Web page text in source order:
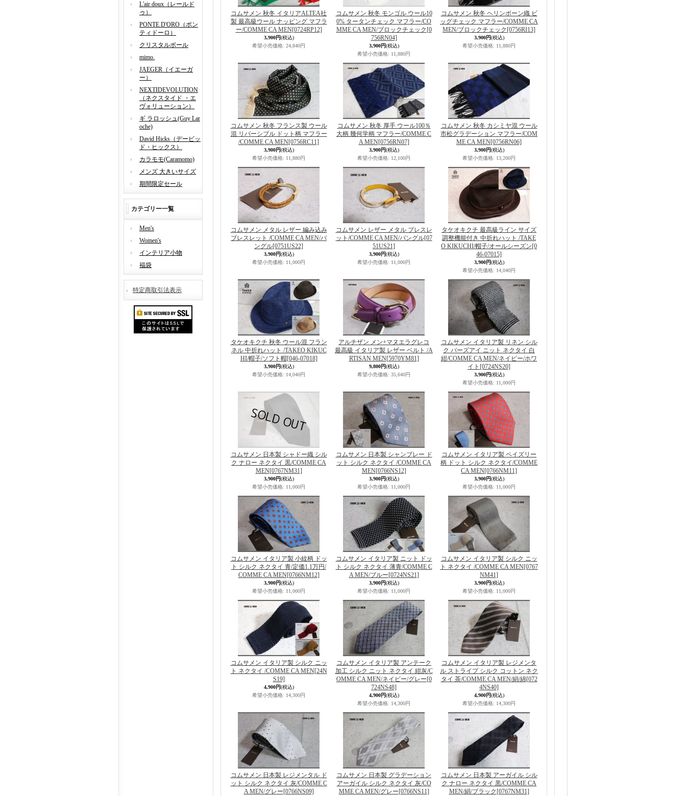
L'air doux（レールド
ゥ）
PONTE D'ORO（ポン
ティドーロ）
クリスタルボール
mimo.
JAEGER（イエーガ
ー）
NEXTIDEVOLUTION
（ネクスタイド ・エ
ヴォリューション）
ギ ラロッシュ(Guy Lar
oche)
David Hicks（デービッ
ド・ヒックス）
カラモモ(Caramomo)
メンズ 大きいサイズ
期間限定セール
カテゴリー一覧
Men's
Women's
インテリア小物
福袋
特定商取引法表示
コムサメン 秋冬 イタリアALTEA社
製 最高級ウール ナッピング マフラ
ー/COMME CA MEN[0724RP12]
3,900円(税込)
希望小売価格: 24,840円
コムサメン 秋冬 モンゴル ウール10
0% タータンチェック マフラー/CO
MME CA MEN/ブロックチェック [0
756RN04]
3,900円(税込)
希望小売価格: 11,880円
コムサメン 秋冬 ヘリンボーン織 ビ
ッグチェック マフラー/COMME CA
MEN/ブロックチェック [0756RI13]
3,900円(税込)
希望小売価格: 11,880円
コムサメン 秋冬 フランス製 ウール
混 リバーシブル ドット柄 マフラー
/COMME CA MEN[0756RC11]
3,900円(税込)
希望小売価格: 11,880円
コムサメン 秋冬 厚手 ウール100％
大柄 幾何学柄 マフラー/COMME C
A MEN[0756RN07]
3,900円(税込)
希望小売価格: 12,100円
コムサメン 秋冬 カシミヤ混 ウール
市松グラデーション マフラー/COM
ME CA MEN[0756RN06]
3,900円(税込)
希望小売価格: 13,200円
コムサメン メタル レザー 編み込み
ブレスレット /COMME CA MEN/バ
ングル[0751US22]
3,900円(税込)
希望小売価格: 11,000円
コムサメン レザー メタル ブレスレ
ット/COMME CA MEN/バングル[07
51US21]
3,900円(税込)
希望小売価格: 11,000円
タケオキクチ 最高級ライン サイズ
調整機能付き 中折れハット /TAKE
O KIKUCHI/帽子/オールシーズン[0
46-07015]
3,900円(税込)
希望小売価格: 14,040円
タケオキクチ 秋冬 ウール混 フラン
ネル 中折れハット /TAKEO KIKUC
HI/帽子/ソフト帽[046-07018]
3,900円(税込)
希望小売価格: 14,040円
アルチザン メン+マヌエラグレコ
最高級 イタリア製 レザー ベルト /A
RTISAN MEN[5970YM81]
9,800円(税込)
希望小売価格: 35,640円
コムサメン イタリア製 リネン シル
ク バーズアイ ニット ネクタイ 白
紺/COMME CA MEN/ネイビー/ホワ
イト [0724NS20]
3,900円(税込)
希望小売価格: 11,000円
コムサメン 日本製 シャドー織 シル
ク ナロー ネクタイ 黒/COMME CA
MEN[0767NM31]
3,900円(税込)
希望小売価格: 11,000円
コムサメン 日本製 シャンブレー ド
ット シルク ネクタイ /COMME CA
MEN[0766NS12]
3,900円(税込)
希望小売価格: 11,000円
コムサメン イタリア製 ペイズリー
柄 ドット シルク ネクタイ/COMME
CA MEN[0766NM11]
3,900円(税込)
希望小売価格: 11,000円
コムサメン イタリア製 小紋柄 ドッ
ト シルク ネクタイ 青/定価1.1万円/
COMME CA MEN[0766NM12]
3,900円(税込)
希望小売価格: 11,000円
コムサメン イタリア製 ニット ドッ
ト シルク ネクタイ 薄青/COMME C
A MEN/ブルー[0724NS21]
3,900円(税込)
希望小売価格: 11,000円
コムサメン イタリア製 シルク ニッ
ト ネクタイ /COMME CA MEN[0767
NM41]
3,900円(税込)
希望小売価格: 11,000円
コムサメン イタリア製 シルク ニッ
ト ネクタイ /COMME CA MEN[24N
S19]
4,900円(税込)
希望小売価格: 14,300円
コムサメン イタリア製 アンテーク
加工 シルク ニット ネクタイ 紺灰/C
OMME CA MEN/ネイビー/グレー[0
724NS48]
4,900円(税込)
希望小売価格: 14,300円
コムサメン イタリア製 レジメンタ
ル ストライプ シルク コットン ネク
タイ 茶/COMME CA MEN/絹/綿[072
4NS40]
4,900円(税込)
希望小売価格: 14,300円
コムサメン 日本製 レジメンタル ド
ット シルク ネクタイ 灰/COMME C
A MEN/グレー[0766NS09]
コムサメン 日本製 グラデーション
アーガイル シルク ネクタイ 灰/CO
MME CA MEN/グレー[0766NS11]
コムサメン 日本製 アーガイル シル
ク ナロー ネクタイ 黒/COMME CA
MEN/絹/ブラック [0767NM31]